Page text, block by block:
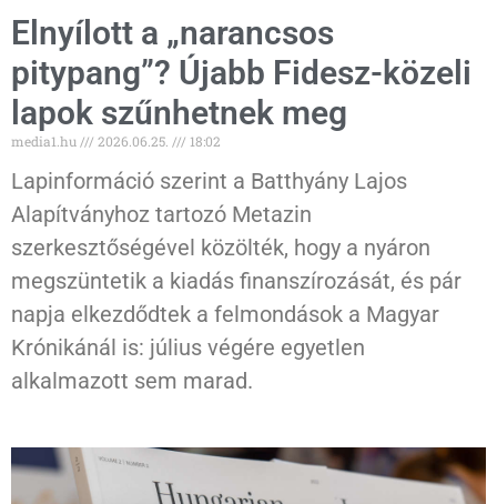
Elnyílott a „narancsos
pitypang”? Újabb Fidesz-közeli
lapok szűnhetnek meg
media1.hu 2026.06.25. 18:02
Lapinformáció szerint a Batthyány Lajos
Alapítványhoz tartozó Metazin
szerkesztőségével közölték, hogy a nyáron
megszüntetik a kiadás finanszírozását, és pár
napja elkezdődtek a felmondások a Magyar
Krónikánál is: július végére egyetlen
alkalmazott sem marad.